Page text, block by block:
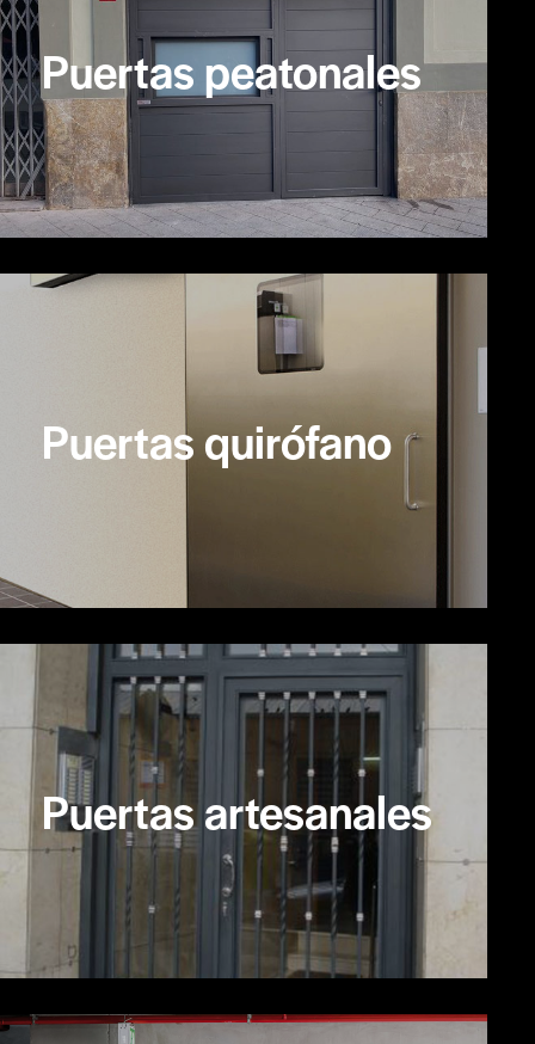
Puertas peatonales
Puertas quirófano
Puertas artesanales